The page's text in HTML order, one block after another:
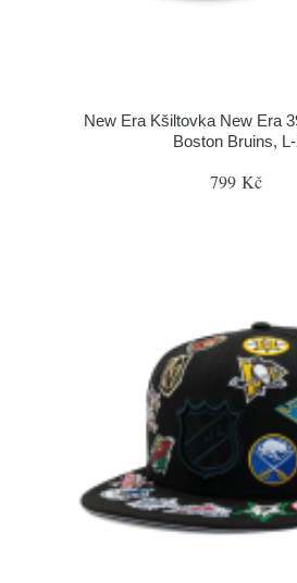
New Era Kšiltovka New Era
Boston Bruins,
799 Kč